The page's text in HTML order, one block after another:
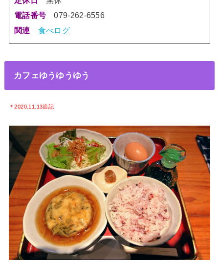
電話番号
079-262-6556
関連
食べログ
カフェゆうゆうゆう
＊2020.11.13追記